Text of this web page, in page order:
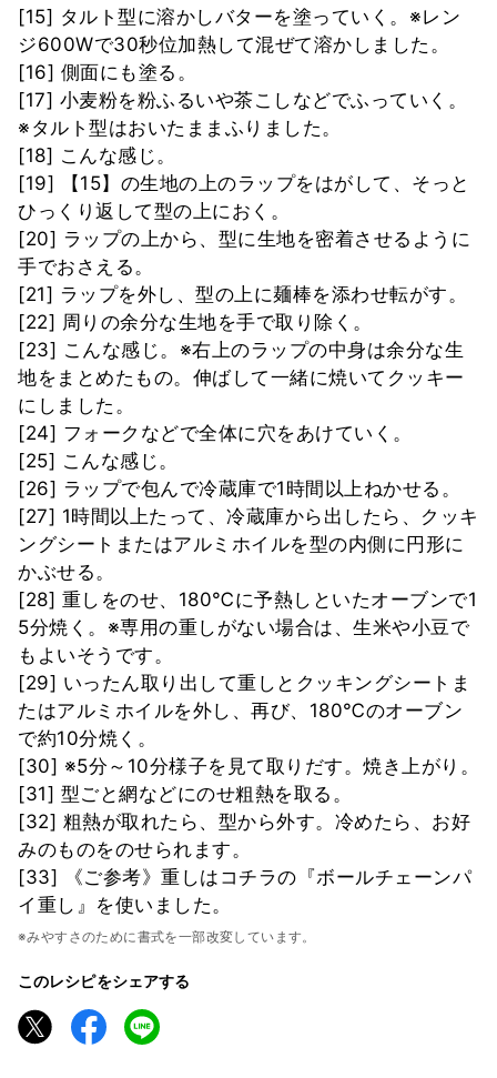
[15] タルト型に溶かしバターを塗っていく。※レン
ジ600Wで30秒位加熱して混ぜて溶かしました。
[16] 側面にも塗る。
[17] 小麦粉を粉ふるいや茶こしなどでふっていく。
※タルト型はおいたままふりました。
[18] こんな感じ。
[19] 【15】の生地の上のラップをはがして、そっと
ひっくり返して型の上におく。
[20] ラップの上から、型に生地を密着させるように
手でおさえる。
[21] ラップを外し、型の上に麺棒を添わせ転がす。
[22] 周りの余分な生地を手で取り除く。
[23] こんな感じ。※右上のラップの中身は余分な生
地をまとめたもの。伸ばして一緒に焼いてクッキー
にしました。
[24] フォークなどで全体に穴をあけていく。
[25] こんな感じ。
[26] ラップで包んで冷蔵庫で1時間以上ねかせる。
[27] 1時間以上たって、冷蔵庫から出したら、クッキ
ングシートまたはアルミホイルを型の内側に円形に
かぶせる。
[28] 重しをのせ、180℃に予熱しといたオーブンで1
5分焼く。※専用の重しがない場合は、生米や小豆で
もよいそうです。
[29] いったん取り出して重しとクッキングシートま
たはアルミホイルを外し、再び、180℃のオーブン
で約10分焼く。
[30] ※5分～10分様子を見て取りだす。焼き上がり。
[31] 型ごと網などにのせ粗熱を取る。
[32] 粗熱が取れたら、型から外す。冷めたら、お好
みのものをのせられます。
[33] 《ご参考》重しはコチラの『ボールチェーンパ
イ重し』を使いました。
※みやすさのために書式を一部改変しています。
このレシピをシェアする